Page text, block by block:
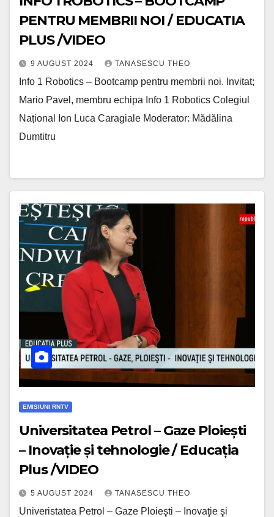
PENTRU MEMBRII NOI / EDUCATIA
PLUS /VIDEO
9 AUGUST 2024 TANASESCU THEO
Info 1 Robotics – Bootcamp pentru membrii noi. Invitat;
Mario Pavel, membru echipa Info 1 Robotics Colegiul
Național Ion Luca Caragiale Moderator: Mădălina
Dumtitru
EMISIUNI RNTV
Universitatea Petrol – Gaze Ploiești
– Inovație și tehnologie / Educația
Plus /VIDEO
5 AUGUST 2024 TANASESCU THEO
Univeristatea Petrol – Gaze Ploieşti – Inovaţie şi